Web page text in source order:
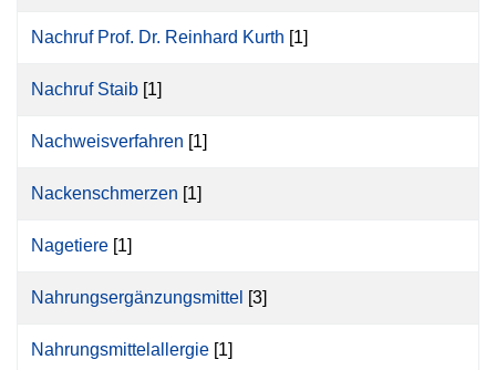
Nachruf Prof. Dr. Reinhard Kurth [1]
Nachruf Staib [1]
Nachweisverfahren [1]
Nackenschmerzen [1]
Nagetiere [1]
Nahrungsergänzungsmittel [3]
Nahrungsmittelallergie [1]